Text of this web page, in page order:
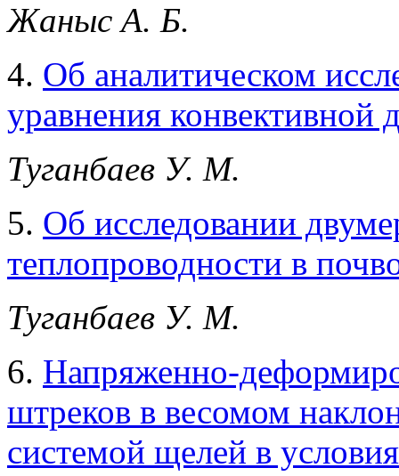
Жаныс А. Б.
4. Об аналитическом
уравнения конвективной
Туганбаев У. М.
5. Об исследовании
теплопроводности в
Туганбаев У. М.
6. Напряженно-
штреков в весомом
системой щелей в